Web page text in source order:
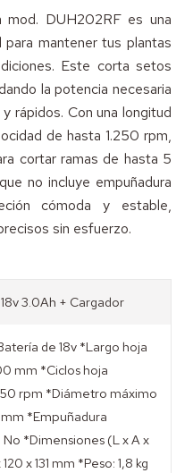
DUH202RF es una
para mantener tus plantas
Este corta setos
la potencia necesaria
rápidos. Con una longitud
de hasta 1.250 rpm,
cortar ramas de hasta 5
no incluye empuñadura
cómoda y estable,
sin esfuerzo.
3.0Ah + Cargador
de 18v *Largo hoja
mm *Ciclos hoja
rpm *Diámetro máximo
*Empuñadura
No *Dimensiones (L x A x
x 131 mm *Peso: 1,8 kg